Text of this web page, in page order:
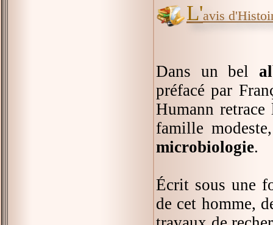
L'avis
Dans un bel
préfacé par
Humann
famille
microbiologie.
Écrit sous une
de cet homme,